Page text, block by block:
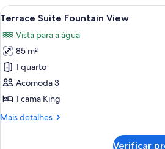
Two
Queen
Fountain
View
Carrega
todas
as
fotos
de
Terrace
Suite
View
5
Terrace Suite Fountain View
Vista para a água
85 m²
1 quarto
Acomoda 3
1 cama King
Mais detalhes
Mais
Verificar